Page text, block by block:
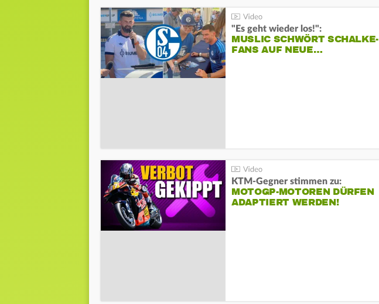
"Es geht wieder los!":
MUSLIC SCHWÖRT SCHALKE-
FANS AUF NEUE…
KTM-Gegner stimmen zu:
MOTOGP-MOTOREN DÜRFEN
ADAPTIERT WERDEN!